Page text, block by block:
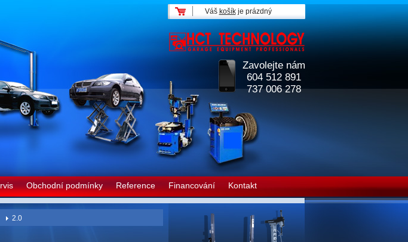
Obchodní podmínky Reference Financování Kontakt
Zavolejte nám
604 512 891
737 006 278
Váš košíkje prázdný
2.0